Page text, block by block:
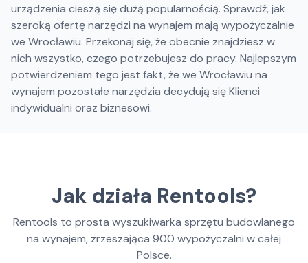
urządzenia cieszą się dużą popularnością. Sprawdź, jak
szeroką ofertę narzędzi na wynajem mają wypożyczalnie
we Wrocławiu. Przekonaj się, że obecnie znajdziesz w
nich wszystko, czego potrzebujesz do pracy. Najlepszym
potwierdzeniem tego jest fakt, że we Wrocławiu na
wynajem pozostałe narzędzia decydują się Klienci
indywidualni oraz biznesowi.
Jak działa Rentools?
Rentools to prosta wyszukiwarka sprzętu budowlanego
na wynajem, zrzeszająca 900 wypożyczalni w całej
Polsce.